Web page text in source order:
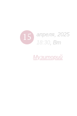
15 апреля 2025
18:30 Вт
Музиторий